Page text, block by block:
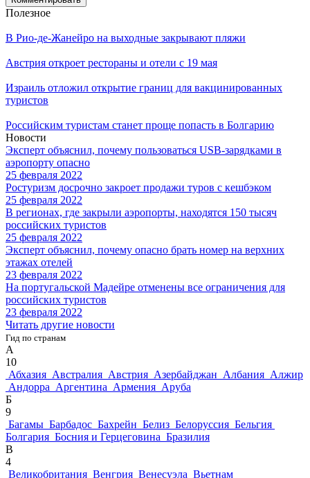
Полезное
В Рио-де-Жанейро на выходные закрывают пляжи
Австрия откроет рестораны и отели с 19 мая
Израиль отложил открытие границ для вакцинированных
туристов
Российским туристам станет проще попасть в Болгарию
Новости
Эксперт объяснил, почему пользоваться USB-зарядками в
аэропорту опасно
25 февраля 2022
Ростуризм досрочно закроет продажи туров с кешбэком
25 февраля 2022
В регионах, где закрыли аэропорты, находятся 150 тысяч
российских туристов
25 февраля 2022
Эксперт объяснил, почему опасно брать номер на верхних
этажах отелей
23 февраля 2022
На португальской Мадейре отменены все ограничения для
российских туристов
23 февраля 2022
Читать другие новости
Гид по странам
А
10
Абхазия Австралия Австрия Азербайджан Албания Алжир
Андорра Аргентина Армения Аруба
Б
9
Багамы Барбадос Бахрейн Белиз Белоруссия Бельгия
Болгария Босния и Герцеговина Бразилия
В
4
Великобритания Венгрия Венесуэла Вьетнам